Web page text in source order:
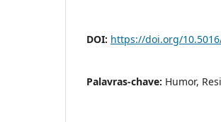
DOI: https://doi.org/
Palavras-chave: Humor,